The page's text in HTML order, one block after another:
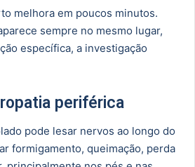
melhora em poucos minutos.
sempre no mesmo lugar,
específica, a investigação
periférica
pode lesar nervos ao longo do
formigamento, queimação, perda